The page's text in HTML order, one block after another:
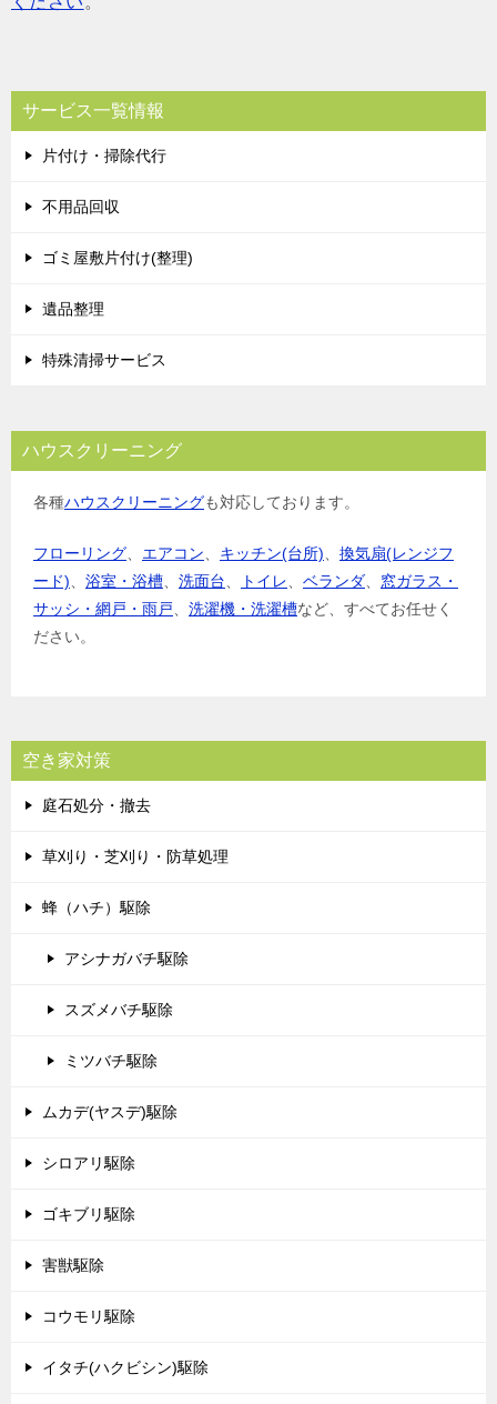
サービス一覧情報
片付け・掃除代行
不用品回収
ゴミ屋敷片付け(整理)
遺品整理
特殊清掃サービス
ハウスクリーニング
各種ハウスクリーニングも対応しております。
フローリング エアコン キッチン(台所)
換気扇(レンジフ
ード)
浴室・浴槽 洗面台 トイレ ベランダ
窓ガラス・
サッシ・網戸・雨戸
洗濯機・洗濯槽など、すべてお任せく
ださい。
空き家対策
庭石処分・撤去
草刈り・芝刈り・防草処理
蜂（ハチ）駆除
アシナガバチ駆除
スズメバチ駆除
ミツバチ駆除
ムカデ(ヤスデ)駆除
シロアリ駆除
ゴキブリ駆除
害獣駆除
コウモリ駆除
イタチ(ハクビシン)駆除